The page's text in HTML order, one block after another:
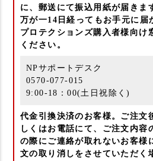
に、郵送にて振込用紙が届きま
万が一14日経ってもお手元に届
プロテクションズ購入者様向け
ください。
NPサポートデスク
0570-077-015
9:00-18：00(土日祝除く)
代金引換決済のお客様。ご注文
しくはお電話にて、ご注文内容
の際にご連絡が取れないお客様
文の取り消しをさせていただく